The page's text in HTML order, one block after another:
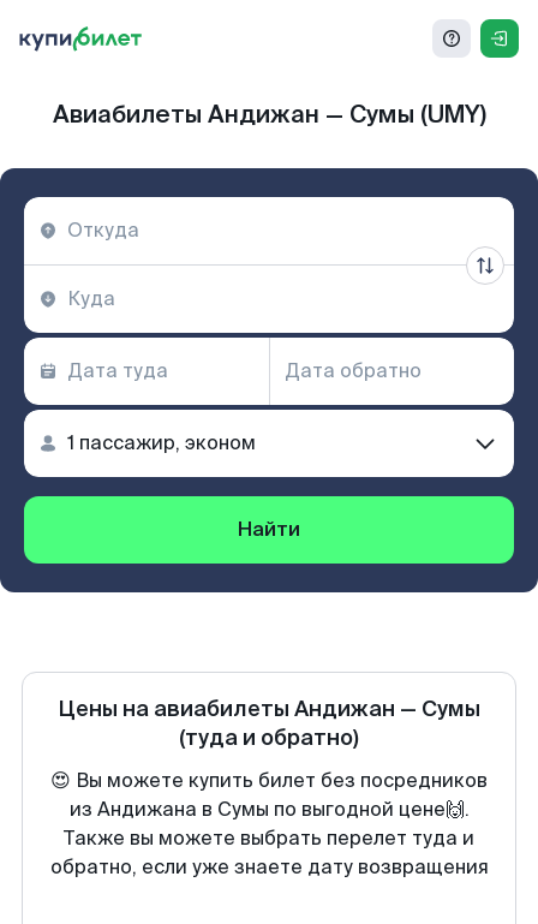
Авиабилеты Андижан — Сумы (UMY)
Найти
Цены на авиабилеты Андижан — Сумы
(туда и обратно)
😍 Вы можете купить билет без посредников
из Андижана в Сумы по выгодной цене🙌.
Также вы можете выбрать перелет туда и
обратно, если уже знаете дату возвращения